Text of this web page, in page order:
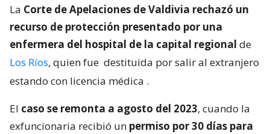
La Corte de Apelaciones de Valdivia rechazó un
recurso de protección presentado por una
enfermera del hospital de la capital regional de
Los Ríos, quien fue destituida por salir al extranjero
estando con licencia médica .
El caso se remonta a agosto del 2023, cuando la
exfuncionaria recibió un permiso por 30 días para